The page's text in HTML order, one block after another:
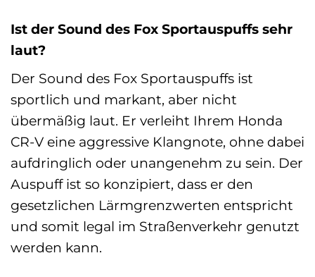
Ist der Sound des Fox Sportauspuffs sehr
laut?
Der Sound des Fox Sportauspuffs ist
sportlich und markant, aber nicht
übermäßig laut. Er verleiht Ihrem Honda
CR-V eine aggressive Klangnote, ohne dabei
aufdringlich oder unangenehm zu sein. Der
Auspuff ist so konzipiert, dass er den
gesetzlichen Lärmgrenzwerten entspricht
und somit legal im Straßenverkehr genutzt
werden kann.